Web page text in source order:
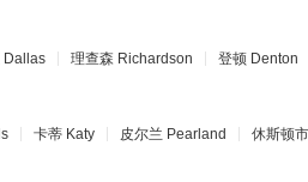
Dallas 理查森 Richardson 登顿 Denton
卡蒂 Katy 皮尔兰 Pearland 休斯顿市